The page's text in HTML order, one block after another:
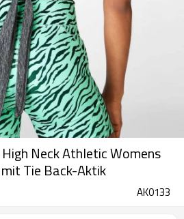
Neck Athletic Womens
Tie Back-Aktik
AK0133